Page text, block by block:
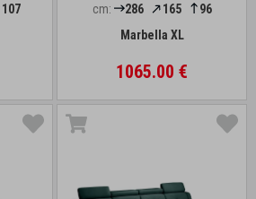
107
cm: 286 165
96
Marbella XL
1065.00 €